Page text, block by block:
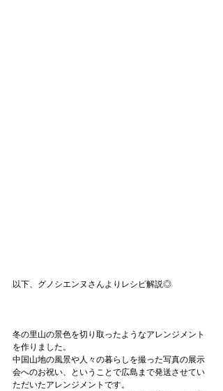
以下、グノシエンヌさんよりレシピ解説◎
冬の里山の景色を切り取ったようなアレンジメント
を作りました。
中国山地の風景や人々の暮らしを撮った写真の展示
会へのお祝い、ということで広島まで発送させてい
ただいたアレンジメントです。